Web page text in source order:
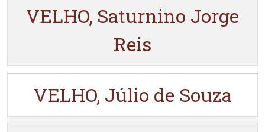
VELHO, Saturnino Jorge
Reis
VELHO, Júlio de Souza